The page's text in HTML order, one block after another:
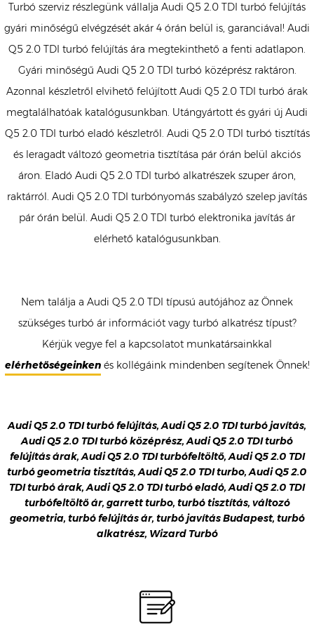
Turbó szerviz részlegünk vállalja Audi Q5 2.0 TDI turbó felújítás
gyári minőségű elvégzését akár 4 órán belül is, garanciával! Audi
Q5 2.0 TDI turbó felújítás ára megtekinthető a fenti adatlapon.
Gyári minőségű Audi Q5 2.0 TDI turbó középrész raktáron.
Azonnal készletről elvihető felújított Audi Q5 2.0 TDI turbó árak
megtalálhatóak katalógusunkban. Utángyártott és gyári új Audi
Q5 2.0 TDI turbó eladó készletről. Audi Q5 2.0 TDI turbó tisztítás
és leragadt változó geometria tisztítása pár órán belül akciós
áron. Eladó Audi Q5 2.0 TDI turbó alkatrészek szuper áron,
raktárról. Audi Q5 2.0 TDI turbónyomás szabályzó szelep javítás
pár órán belül. Audi Q5 2.0 TDI turbó elektronika javítás ár
elérhető katalógusunkban.
Nem találja a Audi Q5 2.0 TDI típusú autójához az Önnek
szükséges turbó ár információt vagy turbó alkatrész típust?
Kérjük vegye fel a kapcsolatot munkatársainkkal
elérhetőségeinkenés kollégáink mindenben segítenek Önnek!
Audi Q5 2.0 TDI turbó felújítás, Audi Q5 2.0 TDI turbó javítás,
Audi Q5 2.0 TDI turbó középrész, Audi Q5 2.0 TDI turbó
felújítás árak, Audi Q5 2.0 TDI turbófeltöltő, Audi Q5 2.0 TDI
turbó geometria tisztítás, Audi Q5 2.0 TDI turbo, Audi Q5 2.0
TDI turbó árak, Audi Q5 2.0 TDI turbó eladó, Audi Q5 2.0 TDI
turbófeltöltő ár, garrett turbo, turbó tisztítás, változó
geometria, turbó felújítás ár, turbó javítás Budapest, turbó
alkatrész, Wizard Turbó